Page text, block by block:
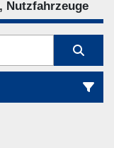
Nutzfahrzeuge